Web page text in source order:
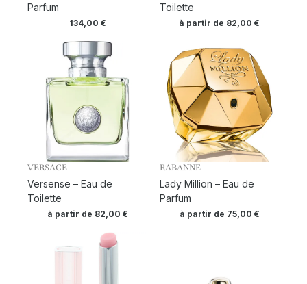
Parfum
134,00 €
Toilette
à partir de 82,00€
VERSACE
Versense – Eau de
Toilette
à partir de 82,00 €
RABANNE
Lady Million – Eau de
Parfum
à partir de 75,00 €